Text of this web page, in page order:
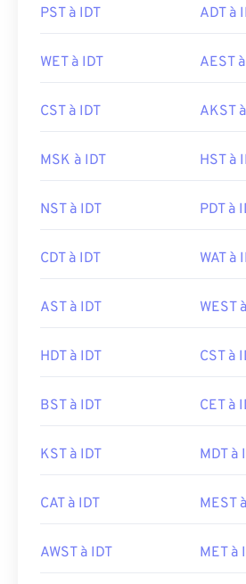
PST à IDT ADT à
WET à IDT AEST
CST à IDT AKST
MSK à IDT HST à
NST à IDT PDT à
CDT à IDT WAT à
AST à IDT WEST
HDT à IDT CST à
BST à IDT CET à
KST à IDT MDT à
CAT à IDT MEST
AWST à IDT MET à